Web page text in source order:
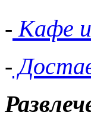
- Кафе
-